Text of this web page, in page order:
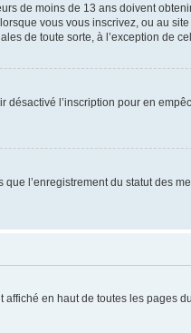
de moins de 13 ans doivent
vous vous inscrivez, ou au
de toute sorte, à l’exception de
l’inscription pour en
l’enregistrement du statut des
en haut de toutes les pages